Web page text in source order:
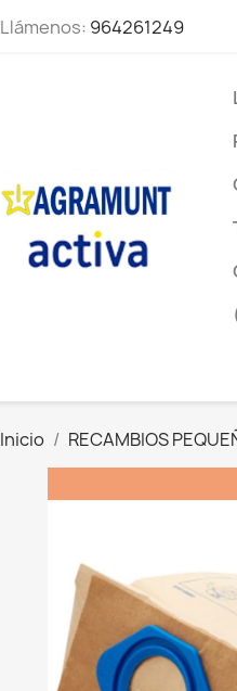
Llámenos: 964261249
Inicio RECAMBIOS